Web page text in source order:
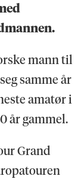
mann til
samme år
amatør i
år gammel.
Grand